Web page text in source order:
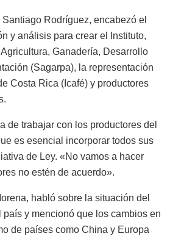
Rodríguez, encabezó el
y análisis para crear el Instituto,
Ganadería, Desarrollo
(Sagarpa), la representación
Costa Rica (Icafé) y productores
de trabajar con los productores del
es esencial incorporar todos sus
de Ley. «No vamos a hacer
no estén de acuerdo».
habló sobre la situación del
país y mencionó que los cambios en
de países como China y Europa